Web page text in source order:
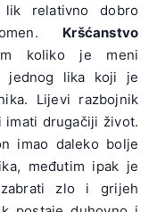
relativno dobro
Kršćanstvo
koliko je meni
jednog lika koji je
Lijevi razbojnik
imati drugačiji život.
imao daleko bolje
međutim ipak je
zlo i grijeh